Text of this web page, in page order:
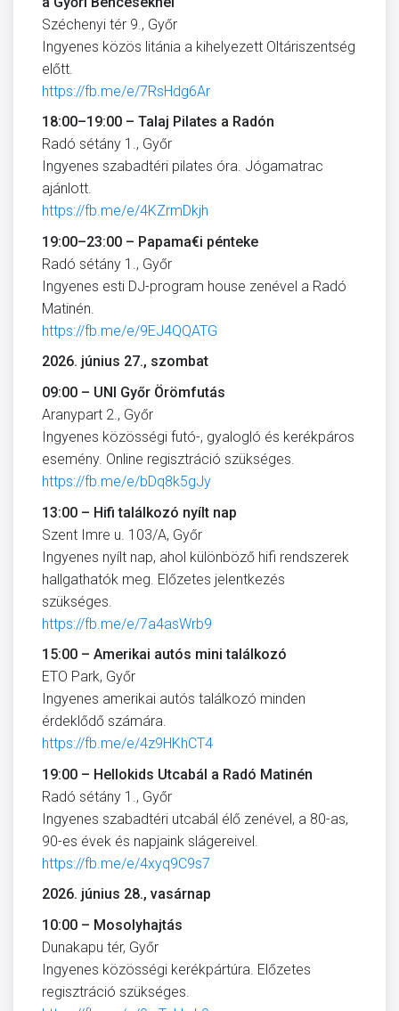
Széchenyi tér 9., Győr
Ingyenes közös litánia a kihelyezett Oltáriszentség
előtt.
https://fb.me/e/7RsHdg6Ar
18:00–19:00 – Talaj Pilates a Radón
Radó sétány 1., Győr
Ingyenes szabadtéri pilates óra. Jógamatrac
ajánlott.
https://fb.me/e/4KZrmDkjh
19:00–23:00 – Papama€i pénteke
Radó sétány 1., Győr
Ingyenes esti DJ-program house zenével a Radó
Matinén.
https://fb.me/e/9EJ4QQATG
2026. június 27., szombat
09:00 – UNI Győr Örömfutás
Aranypart 2., Győr
Ingyenes közösségi futó-, gyalogló és kerékpáros
esemény. Online regisztráció szükséges.
https://fb.me/e/bDq8k5gJy
13:00 – Hifi találkozó nyílt nap
Szent Imre u. 103/A, Győr
Ingyenes nyílt nap, ahol különböző hifi rendszerek
hallgathatók meg. Előzetes jelentkezés
szükséges.
https://fb.me/e/7a4asWrb9
15:00 – Amerikai autós mini találkozó
ETO Park, Győr
Ingyenes amerikai autós találkozó minden
érdeklődő számára.
https://fb.me/e/4z9HKhCT4
19:00 – Hellokids Utcabál a Radó Matinén
Radó sétány 1., Győr
Ingyenes szabadtéri utcabál élő zenével, a 80-as,
90-es évek és napjaink slágereivel.
https://fb.me/e/4xyq9C9s7
2026. június 28., vasárnap
10:00 – Mosolyhajtás
Dunakapu tér, Győr
Ingyenes közösségi kerékpártúra. Előzetes
regisztráció szükséges.